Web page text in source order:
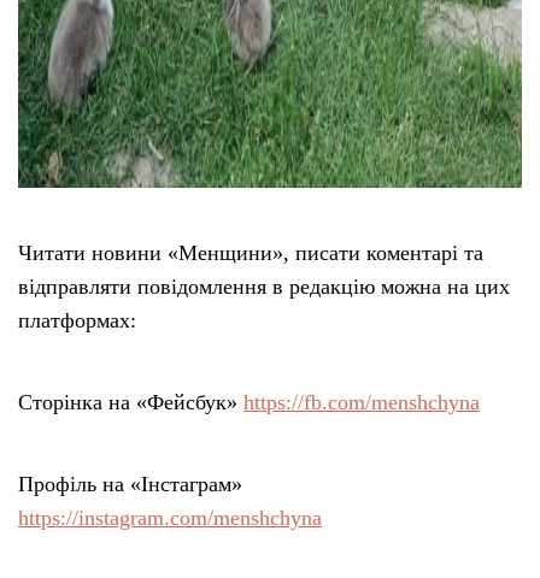
Читати новини «Менщини», писати коментарі та
відправляти повідомлення в редакцію можна на цих
платформах:
Сторінка на «Фейсбук» https://fb.com/menshchyna
Профіль на «Інстаграм»
https://instagram.com/menshchyna